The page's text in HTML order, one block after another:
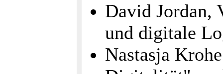
David Jordan,
und digitale
Nastasja